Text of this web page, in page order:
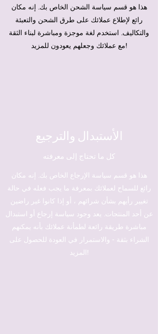
هذا هو قسم سياسة الشحن الخاص بك. إنه مكان
رائع لإطلاع عملائك على طرق الشحن والتعبئة
والتكاليف. استخدم لغة موجزة ومباشرة لبناء الثقة
مع عملائك وجعلهم يعودون للمزيد!
الأستبدال والترجيع
كل ما تحتاج إلى معرفته
هذا هو قسم سياسة الإرجاع الخاص بك. إنه مكان
رائع للسماح لعملائك بمعرفة ما يجب فعله في حالة
تغيير رأيهم بشأن شرائهم ، أو إذا كانوا غير راضين
عن أحد المنتجات. يعد وجود سياسة إرجاع أو استبدال
مباشرة طريقة رائعة لطمأنة عملائك بأنه يمكنهم
الشراء بثقة - والاستمرار في العودة للحصول على
المزيد!